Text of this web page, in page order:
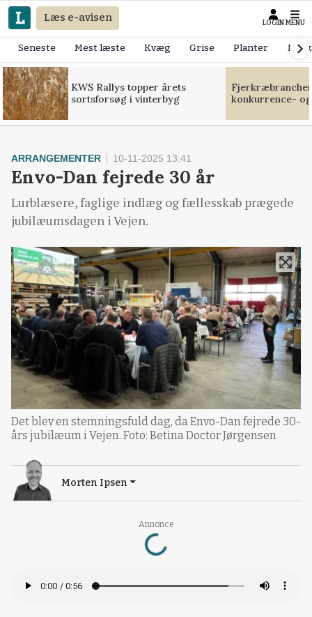
Læs e-avisen LOGIN MENU
Seneste Mest læste Kvæg Grise Planter
KWS Rallys topper årets
sortsforsøg i vinterbyg
konkurrence-
Annonce
Loading...
ARRANGEMENTER 10-11-2025 13:41
Envo-Dan fejrede 30 år
Lurblæsere, faglige indlæg og fællesskab prægede
jubilæumsdagen i Vejen.
Det blev en stemningsfuld dag, da Envo-Dan fejrede 30-
års jubilæum i Vejen. Foto: Betina Doctor Jørgensen
Morten Ipsen